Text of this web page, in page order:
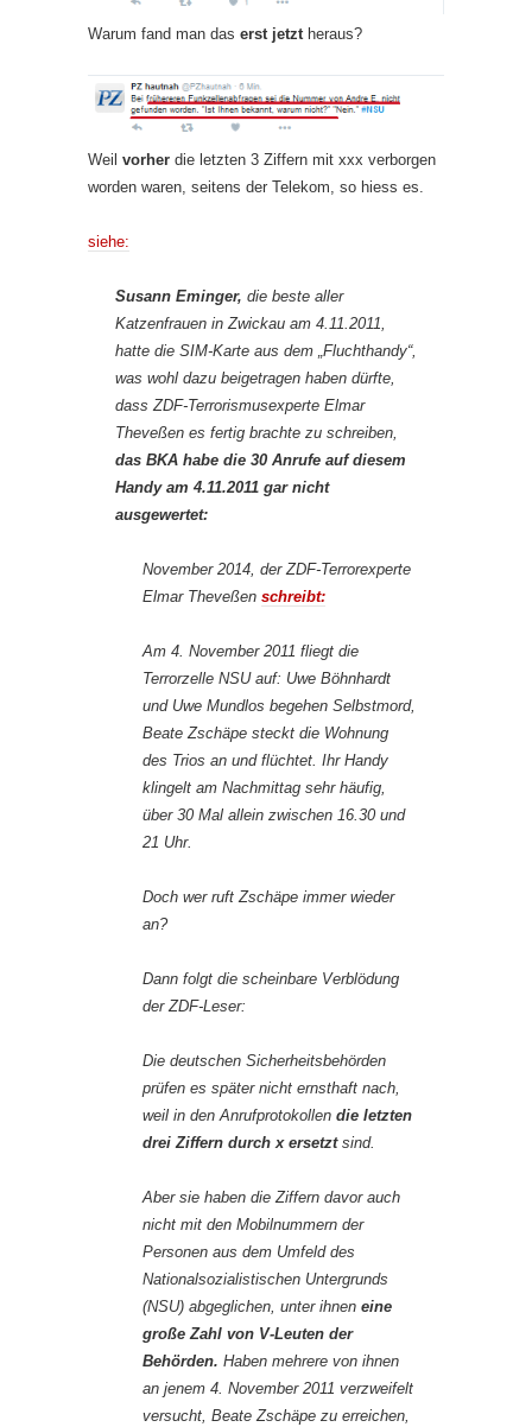
Warum fand man das erst jetztheraus?
Weil vorher die letzten 3 Ziffern mit xxx verborgen
worden waren, seitens der Telekom, so hiess es.
siehe:
Susann Eminger, die beste aller
Katzenfrauen in Zwickau am 4.11.2011,
hatte die SIM-Karte aus dem „Fluchthandy“,
was wohl dazu beigetragen haben dürfte,
dass ZDF-Terrorismusexperte Elmar
Theveßen es fertig brachte zu schreiben,
das BKA habe die 30 Anrufe auf diesem
Handy am 4.11.2011 gar nicht
ausgewertet:
November 2014, der ZDF-Terrorexperte
Elmar Theveßen schreibt:
Am 4. November 2011 fliegt die
Terrorzelle NSU auf: Uwe Böhnhardt
und Uwe Mundlos begehen Selbstmord,
Beate Zschäpe steckt die Wohnung
des Trios an und flüchtet. Ihr Handy
klingelt am Nachmittag sehr häufig,
über 30 Mal allein zwischen 16.30 und
21 Uhr.
Doch wer ruft Zschäpe immer wieder
an?
Dann folgt die scheinbare Verblödung
der ZDF-Leser:
Die deutschen Sicherheitsbehörden
prüfen es später nicht ernsthaft nach,
weil in den Anrufprotokollen die letzten
drei Ziffern durch x ersetztsind.
Aber sie haben die Ziffern davor auch
nicht mit den Mobilnummern der
Personen aus dem Umfeld des
Nationalsozialistischen Untergrunds
(NSU) abgeglichen, unter ihnen eine
große Zahl von V-Leuten der
Behörden. Haben mehrere von ihnen
an jenem 4. November 2011 verzweifelt
versucht, Beate Zschäpe zu erreichen,